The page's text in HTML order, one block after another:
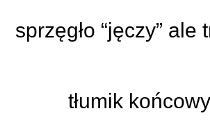
sprzęgło “jęczy”
tłumik